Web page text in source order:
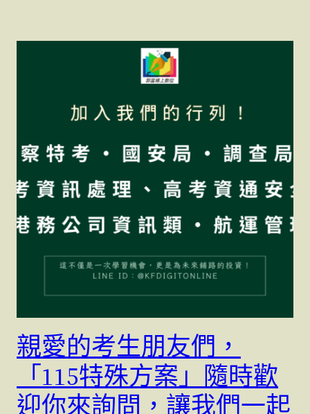
親愛的考生朋友們，
「115特殊方案」隨時歡
迎你來詢問，讓我們一起